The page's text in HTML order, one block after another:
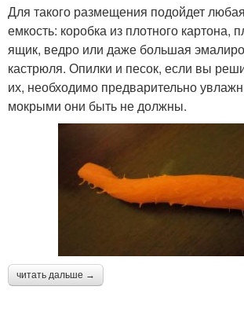
Для такого размещения подойдет
емкость: коробка из плотного картона,
ящик, ведро или даже большая
кастрюля. Опилки и песок, если вы
их, необходимо предварительно
мокрыми они быть не должны.
читать дальше →